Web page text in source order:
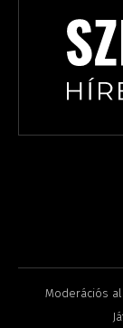
Moderációs